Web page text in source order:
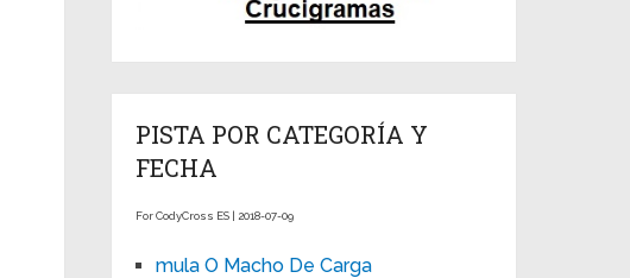
PISTA POR CATEGORÍA Y
FECHA
For CodyCross ES | 2018-07-09
mula O Macho De Carga